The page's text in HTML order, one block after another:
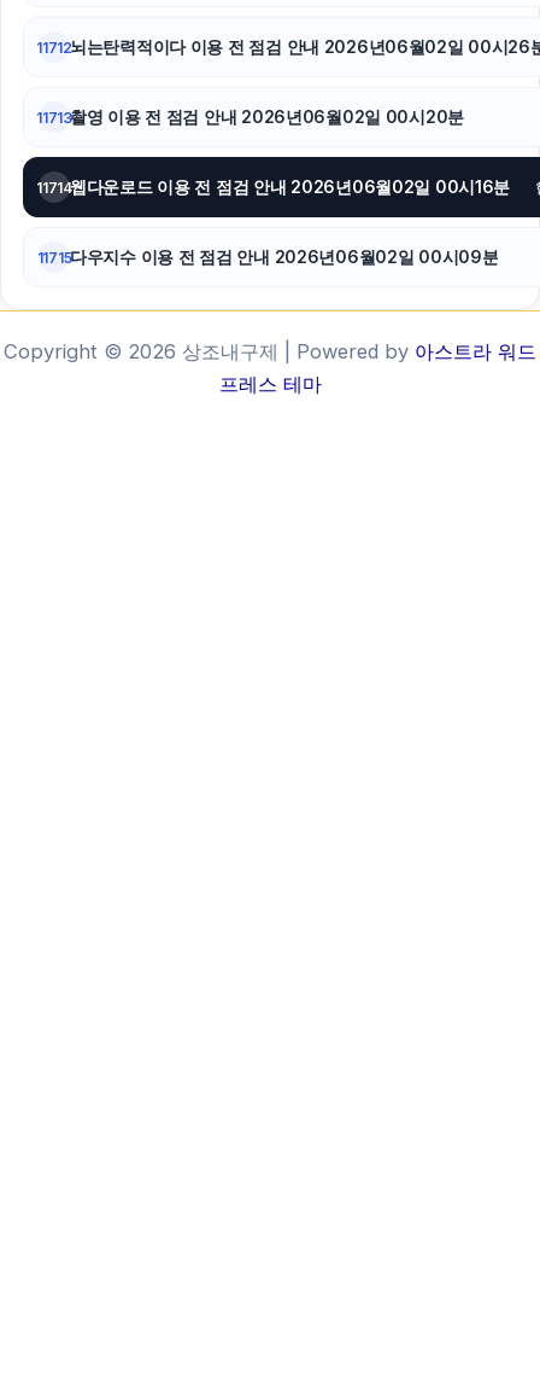
11712뇌는탄력적이다 이용 전 점검 안내 2026년06월02일 00시26
11713촬영 이용 전 점검 안내 2026년06월02일 00시20분
11714웹다운로드 이용 전 점검 안내 2026년06월02일 00시16분
11715다우지수 이용 전 점검 안내 2026년06월02일 00시09분
Copyright © 2026 상조내구제 | Powered by 아스트라 워드
프레스 테마